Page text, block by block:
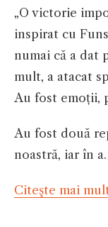
„O victorie
inspirat cu
numai că a dat
mult, a atacat
Au fost emoții,
Au fost două
noastră, iar în
Citeşte mai